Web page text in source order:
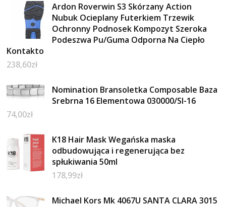
Ardon Roverwin S3 Skórzany Action
Nubuk Ocieplany Futerkiem Trzewik
Ochronny Podnosek Kompozyt Szeroka
Podeszwa Pu/Guma Odporna Na Ciepło
Kontakto
238,60zł
Nomination Bransoletka Composable Baza
Srebrna 16 Elementowa 030000/SI-16
74,00zł
K18 Hair Mask Wegańska maska
odbudowująca i regenerująca bez
spłukiwania 50ml
178,99zł
Michael Kors Mk 4067U SANTA CLARA 3015